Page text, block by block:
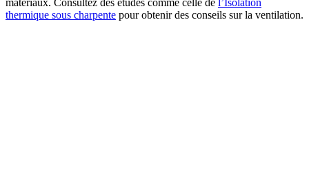
matériaux. Consultez des études comme celle de l’Isolation
thermique sous charpente pour obtenir des conseils sur la ventilation.